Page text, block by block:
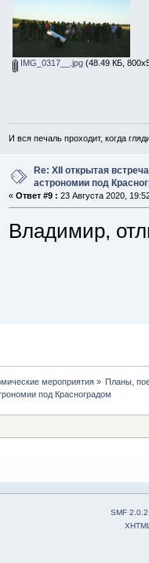
IMG_0317__.jpg(48.49 КБ,
И вся печаль проходит, когда
Re: XII открытая
астрономии под
« Ответ #9 : 23 Августа 2020,
Владимир,
мероприятия»
Планы,
под Красноградом
SMF 2.0.2